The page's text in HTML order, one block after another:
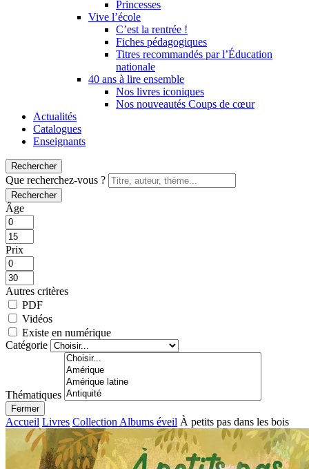
Princesses
Vive l’école
C’est la rentrée !
Fiches pédagogiques
Titres recommandés par l’Éducation
nationale
40 ans à lire ensemble
Nos livres iconiques
Nos nouveautés Coups de cœur
Actualités
Catalogues
Enseignants
Rechercher
Que recherchez-vous ?
Rechercher
Âge
Prix
Autres critères
PDF
Vidéos
Existe en numérique
Catégorie
Thématiques
Fermer
Accueil Livres Collection Albums éveil À petits pas dans les bois